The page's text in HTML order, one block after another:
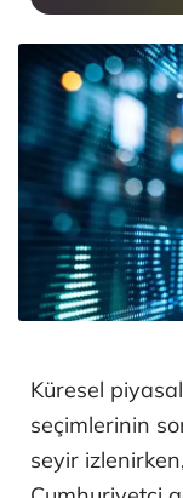
Küresel
seçimlerinin
seyir